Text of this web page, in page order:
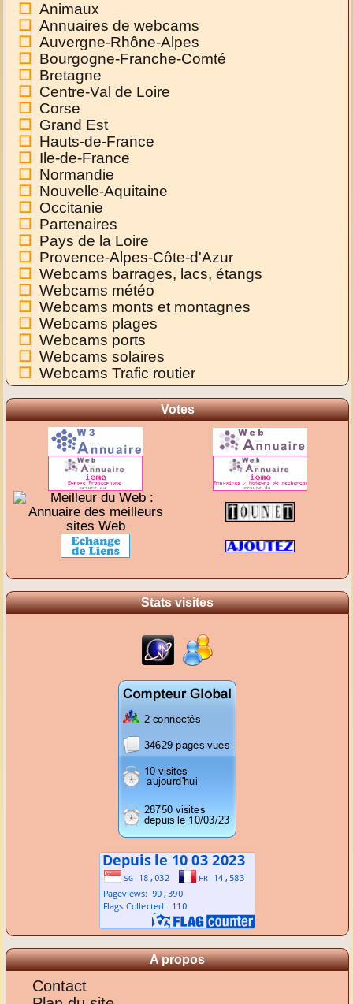
Animaux
Annuaires de webcams
Auvergne-Rhône-Alpes
Bourgogne-Franche-Comté
Bretagne
Centre-Val de Loire
Corse
Grand Est
Hauts-de-France
Ile-de-France
Normandie
Nouvelle-Aquitaine
Occitanie
Partenaires
Pays de la Loire
Provence-Alpes-Côte-d'Azur
Webcams barrages, lacs, étangs
Webcams météo
Webcams monts et montagnes
Webcams plages
Webcams ports
Webcams solaires
Webcams Trafic routier
Votes
Stats visites
A propos
Contact